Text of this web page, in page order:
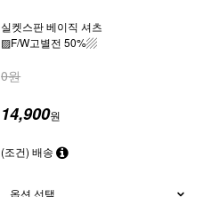
실켓스판 베이직 셔츠
▨F/W고별전 50%▨
0원
14,900원
(조건) 배송